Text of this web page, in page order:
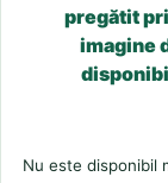
pregătit
imagine
Nu este disponibil